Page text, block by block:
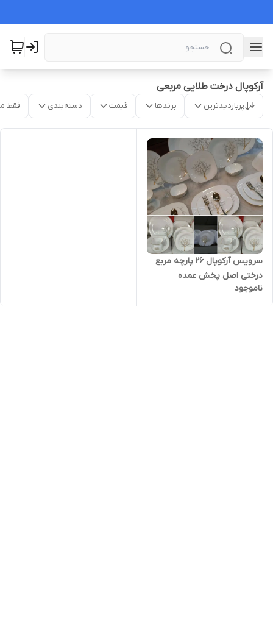
آرکوپال درخت طلایی مربعی
پربازدیدترین برندها قیمت دسته‌بندی فقط
سرویس آرکوپال 26 پارچه مربع
درختی اصل پخش عمده
ناموجود